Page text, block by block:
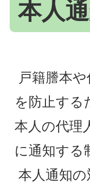
本人
戸籍謄本
を防止する
本人の代理
に通知する
本人通知